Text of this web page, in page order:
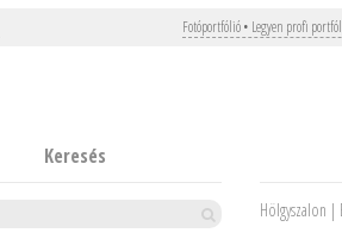
Fotóportfólió • Legyen profi
Keresés
Hölgyszalon